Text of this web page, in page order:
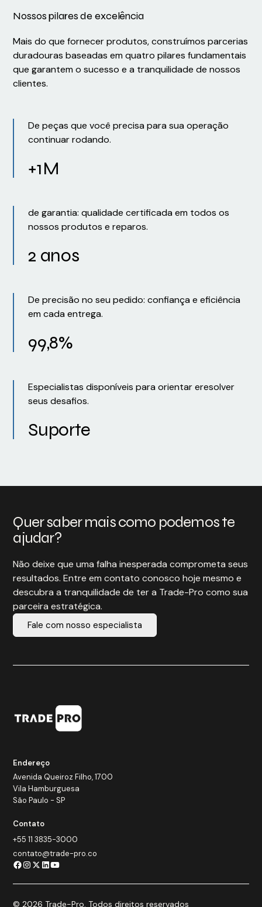
Nossos pilares de excelência
Mais do que fornecer produtos, construímos parcerias
duradouras baseadas em quatro pilares fundamentais
que garantem o sucesso e a tranquilidade de nossos
clientes.
De peças que você precisa para sua operação
continuar rodando.
+1M
de garantia: qualidade certificada em todos os
nossos produtos e reparos.
2 anos
De precisão no seu pedido: confiança e eficiência
em cada entrega.
99,8%
Especialistas disponíveis para orientar eresolver
seus desafios.
Suporte
Quer saber mais como podemos te
ajudar?
Não deixe que uma falha inesperada comprometa seus
resultados. Entre em contato conosco hoje mesmo e
descubra a tranquilidade de ter a Trade-Pro como sua
parceira estratégica.
Fale com nosso especialista
Endereço
Avenida Queiroz Filho, 1700
Vila Hamburguesa
São Paulo - SP
Contato
+55 11 3835-3000
contato@trade-pro.co
© 2026 Trade-Pro. Todos direitos reservados